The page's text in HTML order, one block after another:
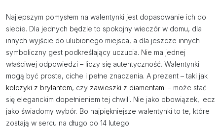
Najlepszym pomysłem na walentynki jest dopasowanie ich do
siebie. Dla jednych będzie to spokojny wieczór w domu, dla
innych wyjście do ulubionego miejsca, a dla jeszcze innych
symboliczny gest podkreślający uczucia. Nie ma jednej
właściwej odpowiedzi – liczy się autentyczność. Walentynki
mogą być proste, ciche i pełne znaczenia. A prezent – taki jak
kolczyki z brylantem, czy zawieszki z diamentami – może stać
się eleganckim dopełnieniem tej chwili. Nie jako obowiązek, lecz
jako świadomy wybór. Bo najpiękniejsze walentynki to te, które
zostają w sercu na długo po 14 lutego.